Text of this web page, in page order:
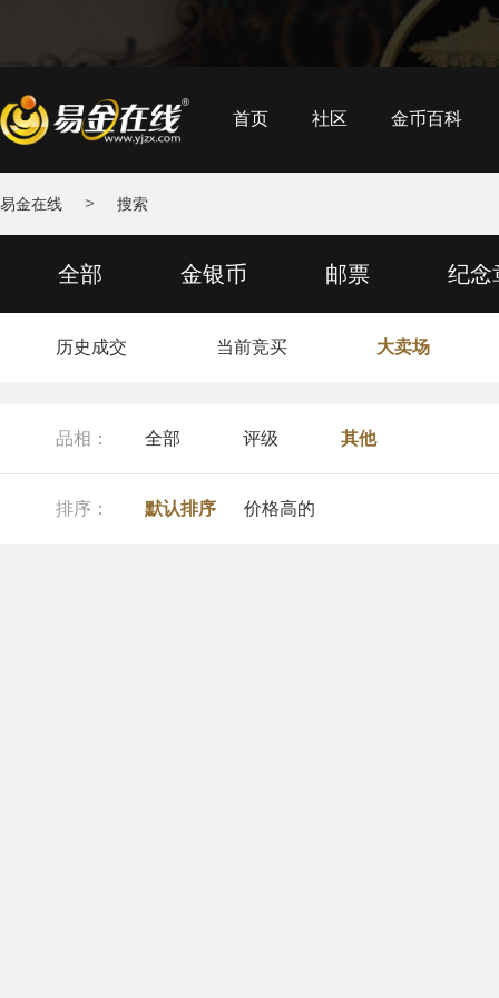
首页 社区 金币百科
易金在线 > 搜索
全部 金银币 邮票 纪念
历史成交 当前竞买 大卖场
品相： 全部 评级 其他
排序： 默认排序 价格高的